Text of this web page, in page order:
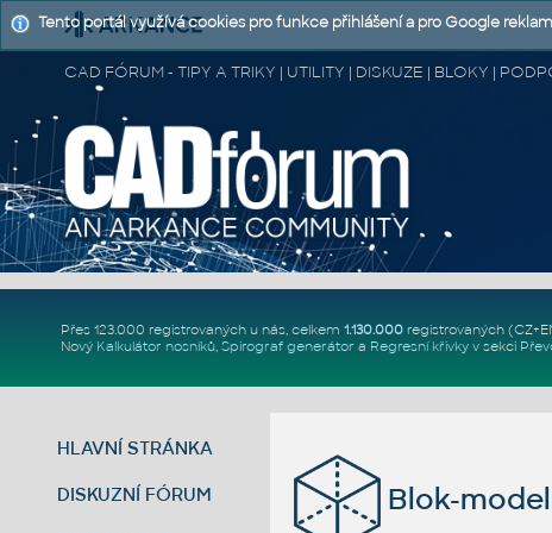
CAD FÓRUM - TIPY A TRIKY | UTILITY | DISKUZE | BLOKY |
Přes 123.000 registrovaných u nás, celkem 1.130.000registrovaných
Nový Kalkulátor nosníků, Spirograf generátor a Regresní křivkyv sekci
HLAVNÍ STRÁNKA
DISKUZNÍ FÓRUM Blok-
Tento portál využívá cookies pro funkce přihlášení a pro Google